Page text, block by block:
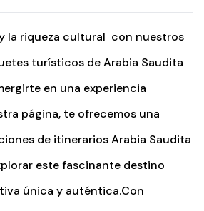
la riqueza cultural con nuestros
turísticos de Arabia Saudita
en una experiencia
página, te ofrecemos una
de itinerarios Arabia Saudita
este fascinante destino
única y auténtica.Con